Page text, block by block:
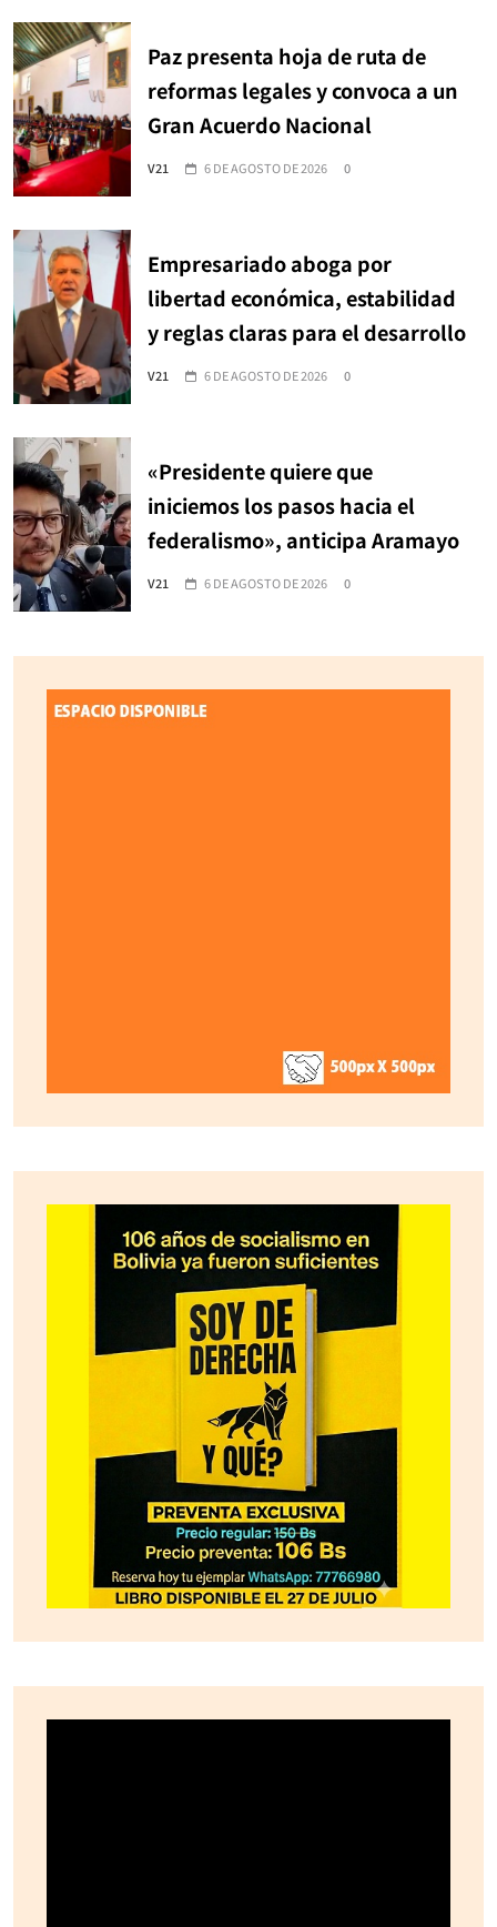
Paz presenta hoja de ruta de
reformas legales y convoca a un
Gran Acuerdo Nacional
V21 6 DE AGOSTO DE 2026 0
Empresariado aboga por
libertad económica, estabilidad
y reglas claras para el desarrollo
V21 6 DE AGOSTO DE 2026 0
«Presidente quiere que
iniciemos los pasos hacia el
federalismo», anticipa Aramayo
V21 6 DE AGOSTO DE 2026 0